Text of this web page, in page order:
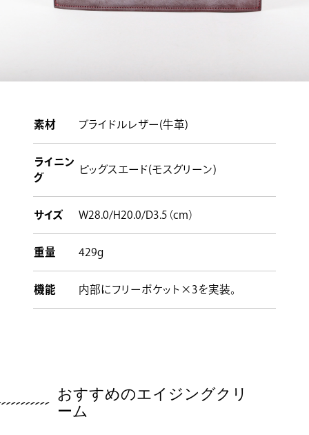
素材 ブライドルレザー(牛革)
ライニン
グ
ピッグスエード(モスグリーン)
サイズ W28.0/H20.0/D3.5（cm）
重量 429g
機能 内部にフリーポケット×3を実装。
おすすめのエイジングクリ
ーム